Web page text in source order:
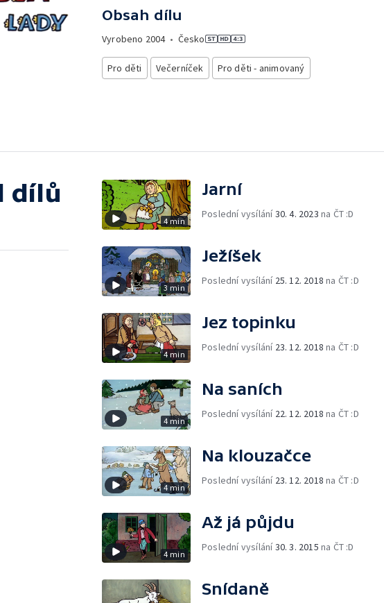
Obsah dílu
Vyrobeno 2004• Česko
Pro děti Večerníček Pro děti - animovaný
dílů
4 min
Jarní
Poslední vysílání30. 4. 2023 na ČT :D
3 min
Ježíšek
Poslední vysílání 25. 12. 2018 na ČT :D
4 min
Jez topinku
Poslední vysílání 23. 12. 2018 na ČT :D
4 min
Na saních
Poslední vysílání 22. 12. 2018 na ČT :D
4 min
Na klouzačce
Poslední vysílání 23. 12. 2018 na ČT :D
4 min
Až já půjdu
Poslední vysílání30. 3. 2015 na ČT :D
Snídaně